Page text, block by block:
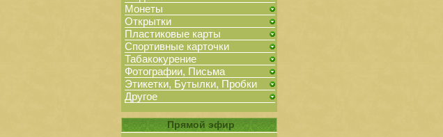
Монеты
Открытки
Пластиковые карты
Спортивные карточки
Табакокурение
Фотографии, Письма
Этикетки, Бутылки, Пробки
Другое
Прямой эфир